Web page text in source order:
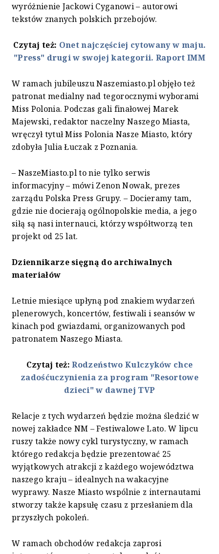
wyróżnienie Jackowi Cyganowi – autorowi
tekstów znanych polskich przebojów.
Czytaj też: Onet najczęściej cytowany w maju.
"Press" drugi w swojej kategorii. Raport IMM
W ramach jubileuszu Naszemiasto.pl objęło też
patronat medialny nad tegorocznymi wyborami
Miss Polonia. Podczas gali finałowej Marek
Majewski, redaktor naczelny Naszego Miasta,
wręczył tytuł Miss Polonia Nasze Miasto, który
zdobyła Julia Łuczak z Poznania.
– NaszeMiasto.pl to nie tylko serwis
informacyjny – mówi Zenon Nowak, prezes
zarządu Polska Press Grupy. – Docieramy tam,
gdzie nie docierają ogólnopolskie media, a jego
siłą są nasi internauci, którzy współtworzą ten
projekt od 25 lat.
Dziennikarze sięgną do archiwalnych
materiałów
Letnie miesiące upłyną pod znakiem wydarzeń
plenerowych, koncertów, festiwali i seansów w
kinach pod gwiazdami, organizowanych pod
patronatem Naszego Miasta.
Czytaj też:Rodzeństwo Kulczyków chce
zadośćuczynienia za program "Resortowe
dzieci" w dawnej TVP
Relacje z tych wydarzeń będzie można śledzić w
nowej zakładce NM – Festiwalowe Lato. W lipcu
ruszy także nowy cykl turystyczny, w ramach
którego redakcja będzie prezentować 25
wyjątkowych atrakcji z każdego województwa
naszego kraju – idealnych na wakacyjne
wyprawy. Nasze Miasto wspólnie z internautami
stworzy także kapsułę czasu z przesłaniem dla
przyszłych pokoleń.
W ramach obchodów redakcja zaprosi